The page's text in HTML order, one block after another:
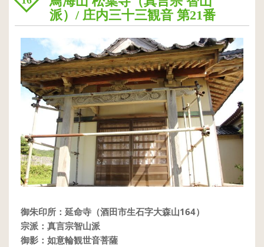
派）/ 庄内三十三観音 第21番
御朱印所：延命寺（酒田市生石字大森山164）
宗派：真言宗智山派
御影：如意輪観世音菩薩